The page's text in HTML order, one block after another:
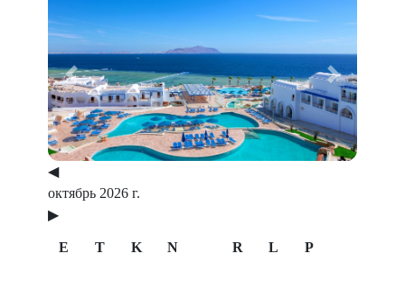
Previous Next
◀
октябрь 2026 г.
▶
E T K N R L P